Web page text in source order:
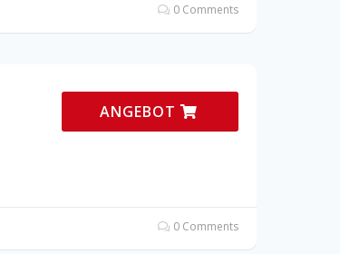
0 Comments
ANGEBOT
0 Comments